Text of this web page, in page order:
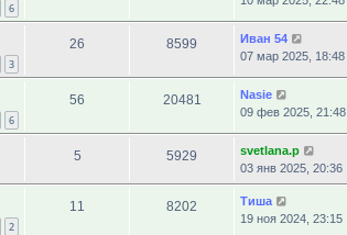
6
3
26 8599
Иван 54
07 мар 2025, 18:48
6
56 20481
Nasie
09 фев 2025, 21:48
5 5929
svetlana.p
03 янв 2025, 20:36
2
11 8202
Тиша
19 ноя 2024, 23:15